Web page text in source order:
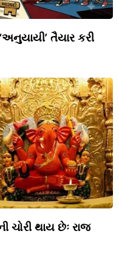
તૈયાર કરી
ચોરી થાય છેઃ રાજ